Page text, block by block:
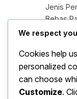
Jenis
Bebas
Jakarta
We respect
Cookies help
personalized
can choose
Customize.